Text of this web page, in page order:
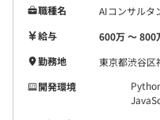
職種名
AIコンサルタ
給与
600万 〜 800
勤務地
東京都渋谷
開発環境